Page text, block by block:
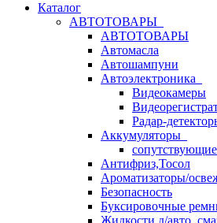
Каталог
АВТОТОВАРЫ
АВТОТОВАРЫ
Автомасла
Автошампуни
Автоэлектроника
Видеокамеры
Радар-
Аккумуляторы
Антифриз,Тосол
Ароматизаторы/
Безопасность
Буксировочные
Жидкости д/